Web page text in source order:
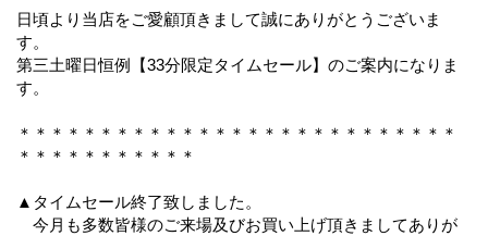
日頃より当店をご愛顧頂きまして誠にありがとうございま
す。
第三土曜日恒例【33分限定タイムセール】のご案内になりま
す。
＊＊＊＊＊＊＊＊＊＊＊＊＊＊＊＊＊＊＊＊＊＊＊＊＊＊＊
＊＊＊＊＊＊＊＊＊＊＊
▲タイムセール終了致しました。
今月も多数皆様のご来場及びお買い上げ頂きましてありが